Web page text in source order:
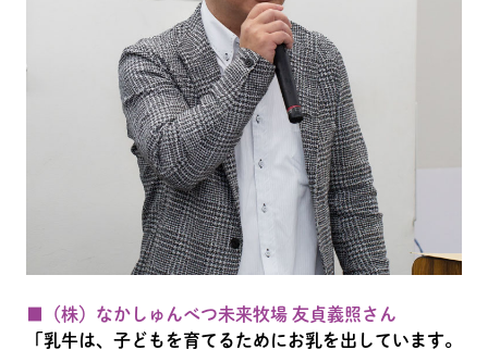
■（株）なかしゅんべつ未来牧場 友貞義照さん
「乳牛は、子どもを育てるためにお乳を出しています。